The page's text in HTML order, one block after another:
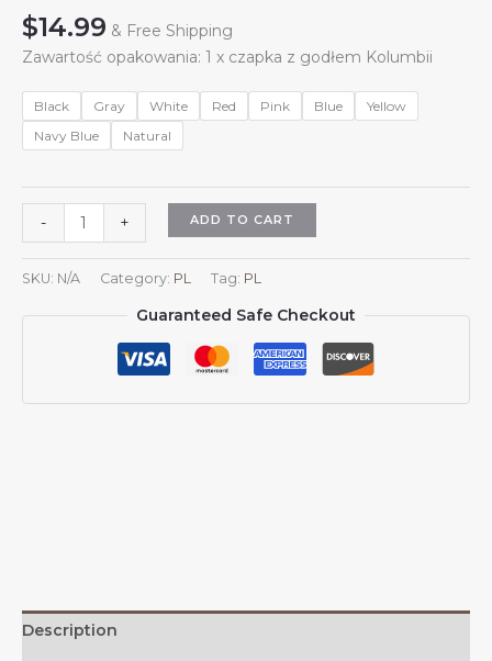
$14.99 & Free Shipping
Zawartość opakowania: 1 x czapka z godłem Kolumbii
Black Gray White Red Pink Blue
Yellow
Navy Blue
Natural
-
z
daszkiem
dla
mężczyzn
daszkiem
quantity
+ ADD TO CART
SKU: N/A Category: PL Tag: PL
Guaranteed Safe Checkout
Description